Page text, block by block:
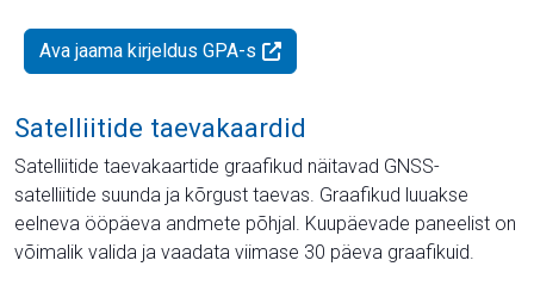
Ava jaama kirjeldus GPA-s
Satelliitide taevakaardid
Satelliitide taevakaartide graafikud näitavad GNSS-
satelliitide suunda ja kõrgust taevas. Graafikud luuakse
eelneva ööpäeva andmete põhjal. Kuupäevade paneelist on
võimalik valida ja vaadata viimase 30 päeva graafikuid.